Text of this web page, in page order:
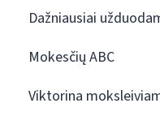
Dažniausiai
Mokesčių ABC
Viktorina